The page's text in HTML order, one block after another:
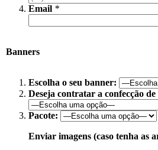
Email *
Banners
Escolha o seu banner:
Deseja contratar a confecção
Pacote:
Enviar imagens (caso tenha as